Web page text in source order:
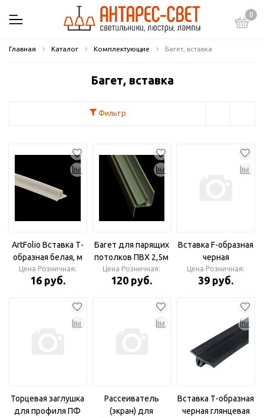
0
Главная Каталог Комплектующие Багет, вставка
Багет, вставка
Фильтр
ArtFolio Вставка Т-
образная белая, м
(150м в упак.)
Цена Розничная:
16 руб.
Багет для парящих
потолков ПВХ 2,5м
(50м в упаковке)
Цена Розничная:
120 руб.
Вставка F-образная
черная
СибСпецСтрой
(100м)
Цена Розничная:
39 руб.
Торцевая заглушка
для профиля ПФ
Рассеиватель
(экран) для
Вставка Т-образная
черная глянцевая